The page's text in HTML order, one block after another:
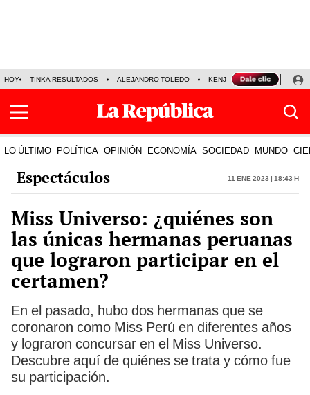
HOY TINKA RESULTADOS ALEJANDRO TOLEDO KENJI FUJIMORI
LO ÚLTIMO POLÍTICA OPINIÓN ECONOMÍA SOCIEDAD MUNDO
Espectáculos 11 Ene 2023 | 18:43 h
Miss Universo: ¿quiénes son
las únicas hermanas peruanas
que lograron participar en el
certamen?
En el pasado, hubo dos hermanas que se
coronaron como Miss Perú en diferentes años
y lograron concursar en el Miss Universo.
Descubre aquí de quiénes se trata y cómo fue
su participación.